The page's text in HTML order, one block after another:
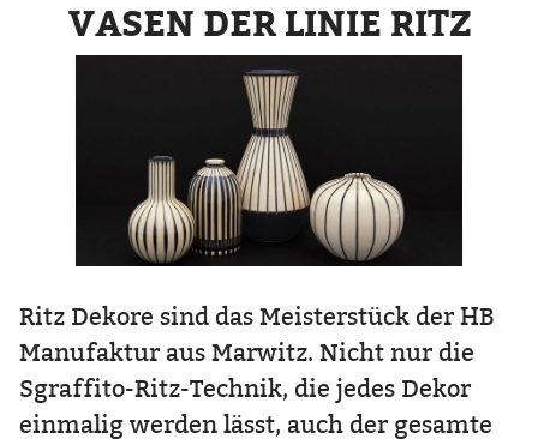
VASEN DER LINIE RITZ
Ritz Dekore sind das Meisterstück der HB
Manufaktur aus Marwitz. Nicht nur die
Sgraffito-Ritz-Technik, die jedes Dekor
einmalig werden lässt, auch der gesamte